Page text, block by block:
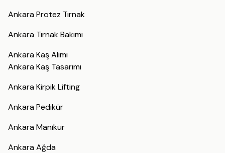
Ankara Protez Tırnak
Ankara Tırnak Bakımı
Ankara Kaş Alımı
Ankara Kaş Tasarımı
Ankara Kirpik Lifting
Ankara Pedikür
Ankara Manikür
Ankara Ağda